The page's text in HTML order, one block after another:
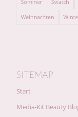
Sommer Swatch
Weihnachten
SITEMAP
Start
Media-Kit Beauty